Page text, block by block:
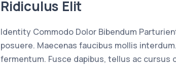
Ridiculus Elit
Identity Commodo Dolor Bibendum
posuere. Maecenas faucibus mollis
fermentum. Fusce dapibus, tellus ac